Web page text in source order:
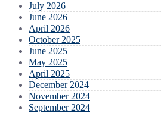
July 2026
June 2026
April 2026
October 2025
June 2025
May 2025
April 2025
December 2024
November 2024
September 2024